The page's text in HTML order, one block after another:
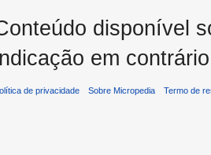
disponível
em
de privacidade Sobre Micropedia Termo de